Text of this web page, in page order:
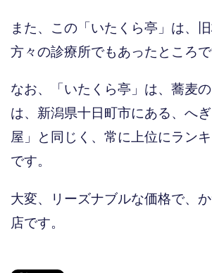
また、この「いたくら亭」は、
方々の診療所でもあったところで
なお、「いたくら亭」は、蕎麦
は、新潟県十日町市にある、へ
屋」と同じく、常に上位にラン
です。
大変、リーズナブルな価格で、
店です。